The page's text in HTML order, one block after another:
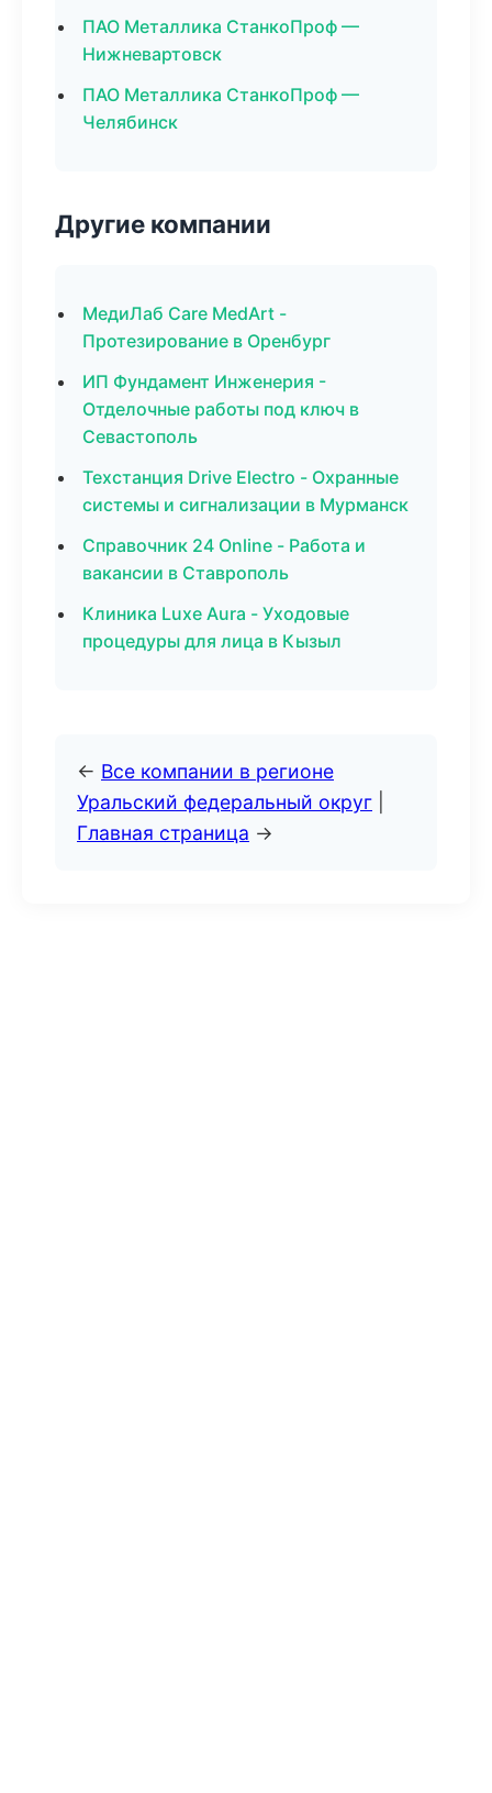
ПАО Металлика СтанкоПроф —
Нижневартовск
ПАО Металлика СтанкоПроф —
Челябинск
Другие компании
МедиЛаб Care MedArt -
Протезирование в Оренбург
ИП Фундамент Инженерия -
Отделочные работы под ключ в
Севастополь
Техстанция Drive Electro - Охранные
системы и сигнализации в Мурманск
Справочник 24 Online - Работа и
вакансии в Ставрополь
Клиника Luxe Aura - Уходовые
процедуры для лица в Кызыл
← Все компании в регионе
Уральский федеральный округ
Главная страница →